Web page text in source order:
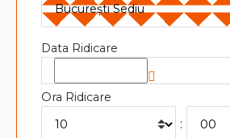
Data Ridicare
Ora Ridicare
: